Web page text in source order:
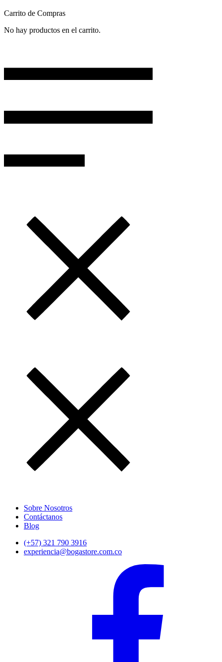
Carrito de Compras
No hay productos en el carrito.
Sobre Nosotros
Contáctanos
Blog
(+57) 321 790 3916
experiencia@bogastore.com.co